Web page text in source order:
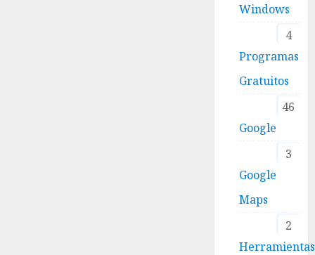
Windows
4
Programas
Gratuitos
46
Google
3
Google
Maps
2
Herramientas